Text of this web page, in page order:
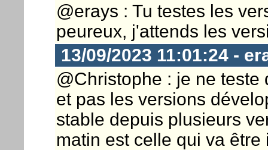
@erays : Tu testes les
peureux, j'attends les
13/09/2023 11:01:24 -
@Christophe : je ne
et pas les versions
stable depuis plusieurs
matin est celle qui va